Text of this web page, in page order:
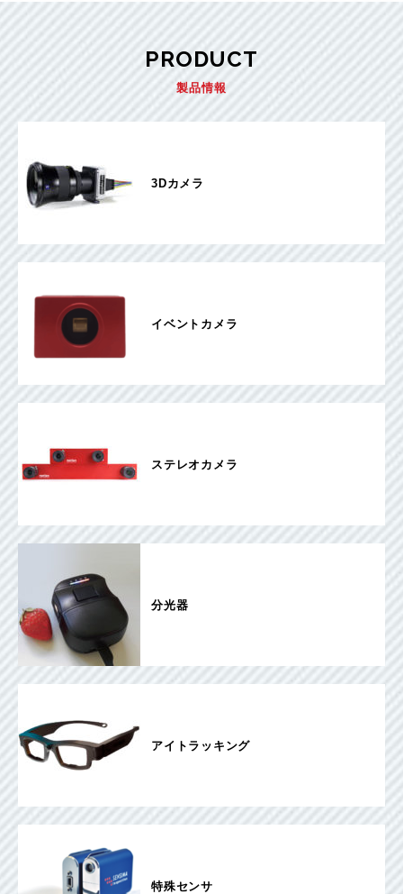
PRODUCT
製品情報
3Dカメラ
イベントカメラ
ステレオカメラ
分光器
アイトラッキング
特殊センサ